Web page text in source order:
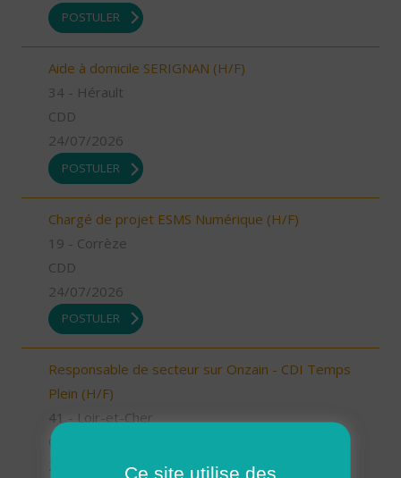
POSTULER
Aide à domicile SERIGNAN (H/F)
34 - Hérault
CDD
24/07/2026
POSTULER
Chargé de projet ESMS Numérique (H/F)
19 - Corrèze
CDD
24/07/2026
POSTULER
Responsable de secteur sur Onzain - CDI Temps
Plein (H/F)
41 - Loir-et-Cher
CDI
Ce site utilise des